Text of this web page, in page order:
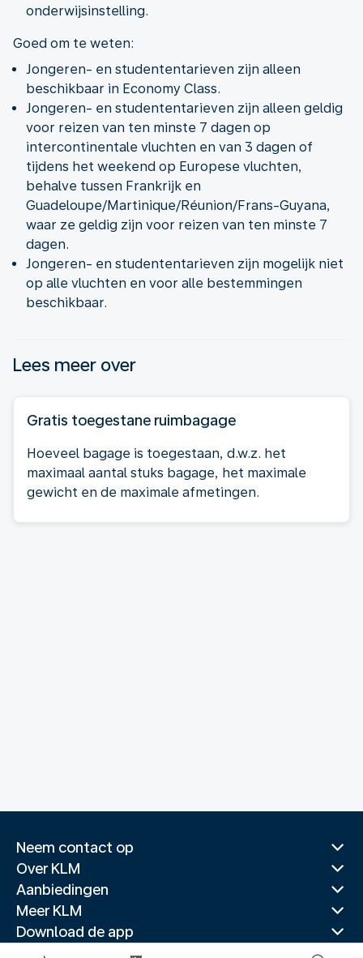
onderwijsinstelling.
Goed om te weten:
Jongeren- en studententarieven zijn alleen
beschikbaar in Economy Class.
Jongeren- en studententarieven zijn alleen geldig
voor reizen van ten minste 7 dagen op
intercontinentale vluchten en van 3 dagen of
tijdens het weekend op Europese vluchten,
behalve tussen Frankrijk en
Guadeloupe/Martinique/Réunion/Frans-Guyana,
waar ze geldig zijn voor reizen van ten minste 7
dagen.
Jongeren- en studententarieven zijn mogelijk niet
op alle vluchten en voor alle bestemmingen
beschikbaar.
Lees meer over
Gratis toegestane ruimbagage
Hoeveel bagage is toegestaan, d.w.z. het
maximaal aantal stuks bagage, het maximale
gewicht en de maximale afmetingen.
Neem contact op
Over KLM
Aanbiedingen
Meer KLM
Download de app
Gerelateerde websites